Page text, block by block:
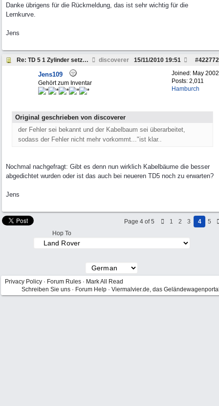
Danke übrigens für die Rückmeldung, das ist sehr wichtig für die
Lernkurve.
Jens
Re: TD 5 1 Zylinder setzt aus. Why? discoverer #422772
15/11/2010 19:51
Joined: May 2002
Posts: 2,011
Hamburch
Jens109
Gehört zum Inventar
Original geschrieben von discoverer
der Fehler sei bekannt und der Kabelbaum sei überarbeitet,
sodass der Fehler nicht mehr vorkommt..."ist klar..
Nochmal nachgefragt: Gibt es denn nun wirklich Kabelbäume die besser
abgedichtet wurden oder ist das auch bei neueren TD5 noch zu erwarten?
Jens
Page 4 of 5 1 2 3 4
5
Hop To
Privacy Policy · Forum Rules · Mark All Read
Schreiben Sie uns · Forum Help · Viermalvier.de, das